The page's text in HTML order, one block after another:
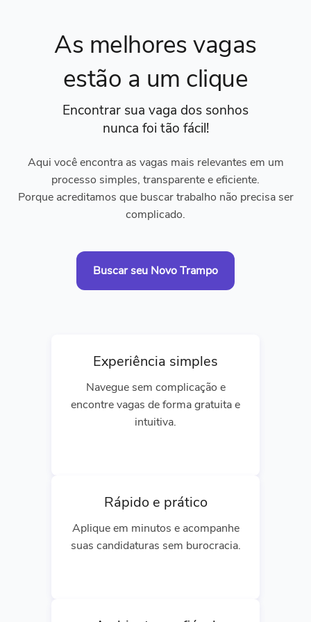
As melhores vagas
estão a um clique
Encontrar sua vaga dos sonhos
nunca foi tão fácil!
Aqui você encontra as vagas mais relevantes em um
processo simples, transparente e eficiente.
Porque acreditamos que buscar trabalho não precisa ser
complicado.
Buscar seu Novo Trampo
Experiência simples
Navegue sem complicação e
encontre vagas de forma gratuita e
intuitiva.
Rápido e prático
Aplique em minutos e acompanhe
suas candidaturas sem burocracia.